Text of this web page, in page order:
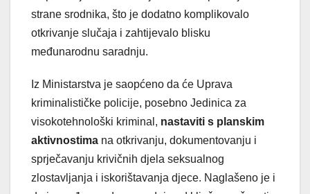
strane srodnika, što je dodatno komplikovalo
otkrivanje slučaja i zahtijevalo blisku
međunarodnu saradnju.
Iz Ministarstva je saopćeno da će Uprava
kriminalističke policije, posebno Jedinica za
visokotehnološki kriminal, nastaviti s planskim
aktivnostima na otkrivanju, dokumentovanju i
sprječavanju krivičnih djela seksualnog
zlostavljanja i iskorištavanja djece. Naglašeno je i